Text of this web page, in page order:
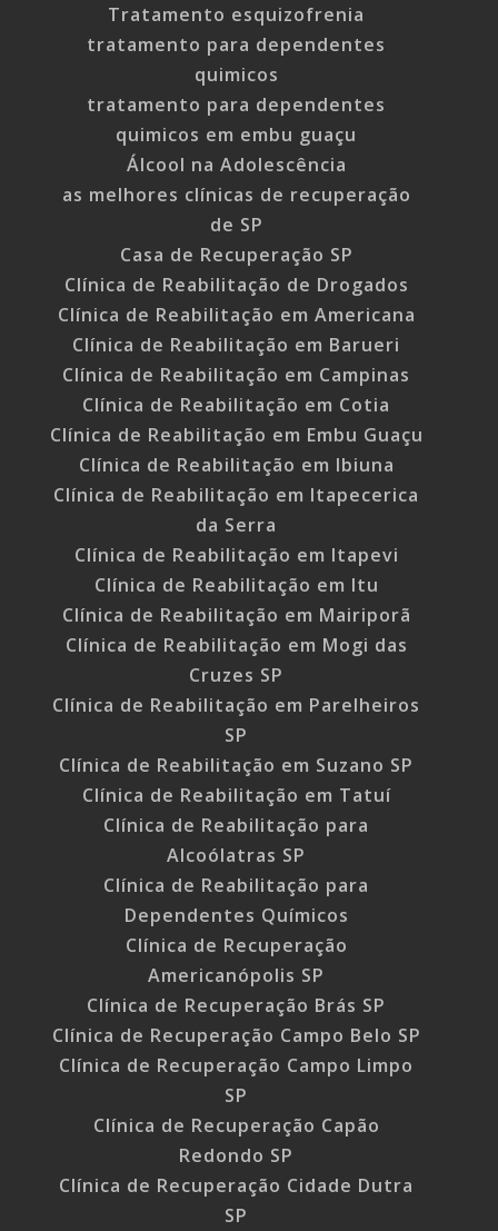
Tratamento esquizofrenia
tratamento para dependentes
quimicos
tratamento para dependentes
quimicos em embu guaçu
Álcool na Adolescência
as melhores clínicas de recuperação
de SP
Casa de Recuperação SP
Clínica de Reabilitação de Drogados
Clínica de Reabilitação em Americana
Clínica de Reabilitação em Barueri
Clínica de Reabilitação em Campinas
Clínica de Reabilitação em Cotia
Clínica de Reabilitação em Embu Guaçu
Clínica de Reabilitação em Ibiuna
Clínica de Reabilitação em Itapecerica
da Serra
Clínica de Reabilitação em Itapevi
Clínica de Reabilitação em Itu
Clínica de Reabilitação em Mairiporã
Clínica de Reabilitação em Mogi das
Cruzes SP
Clínica de Reabilitação em Parelheiros
SP
Clínica de Reabilitação em Suzano SP
Clínica de Reabilitação em Tatuí
Clínica de Reabilitação para
Alcoólatras SP
Clínica de Reabilitação para
Dependentes Químicos
Clínica de Recuperação
Americanópolis SP
Clínica de Recuperação Brás SP
Clínica de Recuperação Campo Belo SP
Clínica de Recuperação Campo Limpo
SP
Clínica de Recuperação Capão
Redondo SP
Clínica de Recuperação Cidade Dutra
SP